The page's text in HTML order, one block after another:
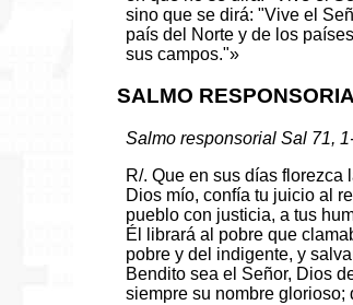
sino que se dirá: "Vive el
país del Norte y de los
sus campos."»
SALMO
Salmo responsorial Sal 71,
R/. Que en sus días florezca
Dios mío, confía tu juicio al
pueblo con justicia, a tus
Él librará al pobre que
pobre y del indigente, y
Bendito sea el Señor, Dios
siempre su nombre glorioso;